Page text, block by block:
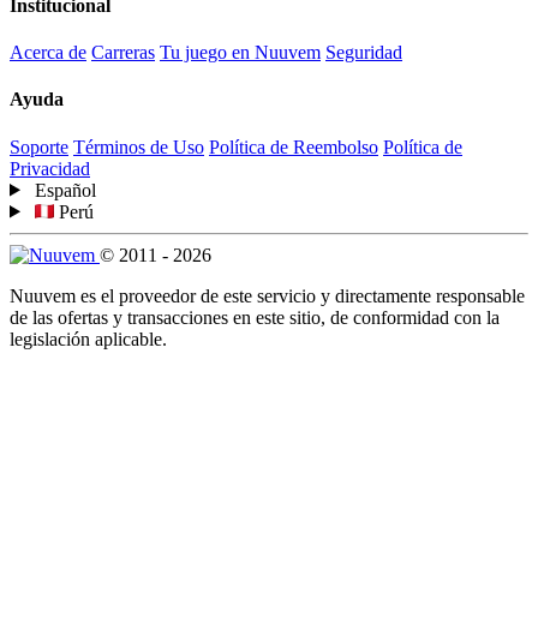
Institucional
Acerca de Carreras Tu juego en Nuuvem Seguridad
Ayuda
Soporte Términos de Uso Política de Reembolso Política de
Privacidad
Español
Perú
© 2011 - 2026
Nuuvem es el proveedor de este servicio y directamente responsable
de las ofertas y transacciones en este sitio, de conformidad con la
legislación aplicable.